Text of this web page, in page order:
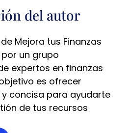
del autor
Mejora tus Finanzas
un grupo
expertos en finanzas
es ofrecer
concisa para ayudarte
de tus recursos